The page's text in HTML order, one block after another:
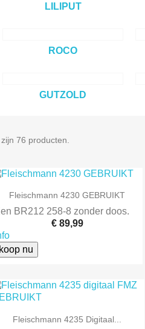
LILIPUT
ROCO
GUTZOLD
76 producten.
 Snel bekijken
Fleischmann 4230 GEBRUIKT
BR212 258-8 zonder doos.
€ 89,99
koop nu
 Snel bekijken
Fleischmann 4235 Digitaal...